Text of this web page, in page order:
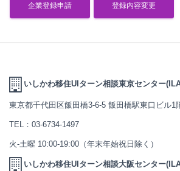
企業登録申請 登録内容変更
いしかわ移住UIターン相談東京センター
東京都千代田区飯田橋3-6-5 飯田橋駅東口ビル1
TEL： 03-6734-1497
火-土曜 10:00-19:00（年末年始祝日除く）
いしかわ移住UIターン相談大阪センター